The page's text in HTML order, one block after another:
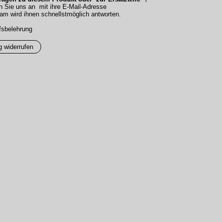
Sie uns an mit ihre E-Mail-Adresse
wird ihnen schnellstmöglich antworten.
widerrufen